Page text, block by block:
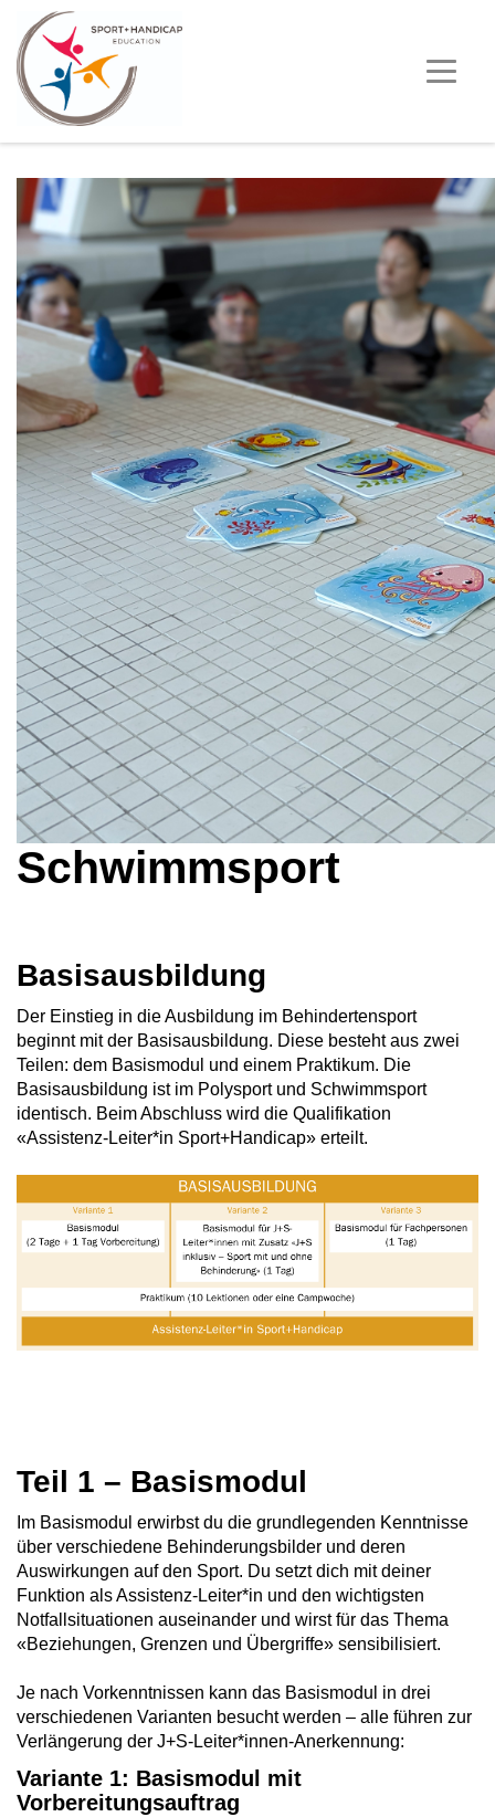
Schwimmsport
Basisausbildung
Der Einstieg in die Ausbildung im Behindertensport
beginnt mit der Basisausbildung. Diese besteht aus zwei
Teilen: dem Basismodul und einem Praktikum. Die
Basisausbildung ist im Polysport und Schwimmsport
identisch. Beim Abschluss wird die Qualifikation
«Assistenz-Leiter*in Sport+Handicap» erteilt.
Teil 1 – Basismodul
Im Basismodul erwirbst du die grundlegenden Kenntnisse
über verschiedene Behinderungsbilder und deren
Auswirkungen auf den Sport. Du setzt dich mit deiner
Funktion als Assistenz-Leiter*in und den wichtigsten
Notfallsituationen auseinander und wirst für das Thema
«Beziehungen, Grenzen und Übergriffe» sensibilisiert.
Je nach Vorkenntnissen kann das Basismodul in drei
verschiedenen Varianten besucht werden – alle führen zur
Verlängerung der J+S-Leiter*innen-Anerkennung:
Variante 1: Basismodul mit
Vorbereitungsauftrag